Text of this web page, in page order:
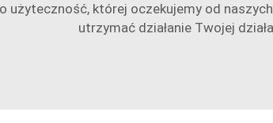
użyteczność, której oczekujemy od
utrzymać działanie Twojej